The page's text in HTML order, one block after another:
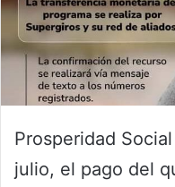
Prosperidad
julio, el pago del